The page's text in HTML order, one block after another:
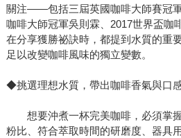
關注——包括三屆英國咖啡大師賽冠
咖啡大師冠軍吳則霖、2017世界盃咖
在分享獲勝祕訣時，都提到水質的重
足以改變咖啡風味的獨立變數。
◆挑選理想水質，帶出咖啡香氣與口
想要沖煮一杯完美咖啡，必須掌
粉比、符合萃取時間的研磨度、器具